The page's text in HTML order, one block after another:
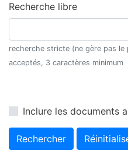
Recherche libre
recherche stricte (ne gère pas le
acceptés, 3 caractères minimum
Inclure les documents
Rechercher